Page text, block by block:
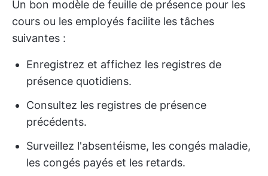
Un bon modèle de feuille de présence pour les
cours ou les employés facilite les tâches
suivantes :
Enregistrez et affichez les registres de
présence quotidiens.
Consultez les registres de présence
précédents.
Surveillez l'absentéisme, les congés maladie,
les congés payés et les retards.